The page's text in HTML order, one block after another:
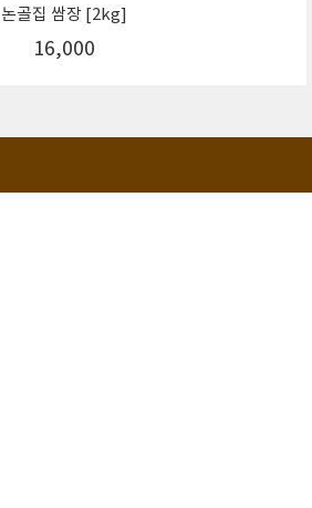
논골집 쌈장 [2kg]
16,000